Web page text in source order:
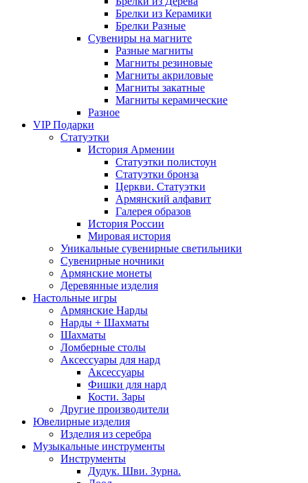
Брелки из Керамики
Брелки Разные
Сувениры на магните
Разные магниты
Магниты резиновые
Магниты акриловые
Магниты закатные
Магниты керамические
Разное
VIP Подарки
Статуэтки
История Армении
Статуэтки полистоун
Статуэтки бронза
Церкви. Статуэтки
Армянский алфавит
Галерея образов
История России
Мировая история
Уникальные сувенирные светильники
Сувенирные ночники
Армянские монеты
Деревянные изделия
Настольные игры
Армянские Нарды
Нарды + Шахматы
Шахматы
Ломберные столы
Аксессуары для нард
Аксессуары
Фишки для нард
Кости. Зары
Другие производители
Ювелирные изделия
Изделия из серебра
Музыкальные инструменты
Инструменты
Дудук. Шви. Зурна.